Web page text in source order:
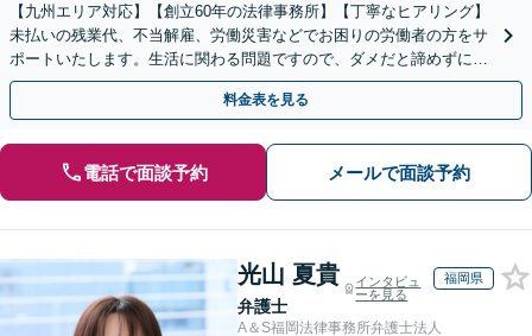
【九州エリア対応】【創立60年の法律事務所】【丁寧なヒアリング】
未払いの残業代、不当解雇、労働災害などでお困りの労働者の方をサ
ポートいたします。生活に関わる問題ですので、ダメだと諦めずに、
しっかりと労働者の権利を主張していきましょう。
料金表を見る
電話で面談予約 メールで面談予約
光山 夏貴
弁護士
インタビュ
ーを見る
福岡県
A＆S福岡法律事務所弁護士法人